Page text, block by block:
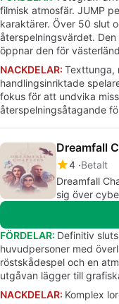
filmisk atmosfär. JUMP
karaktärer. Över 50 slut
återspelningsvärdet.
öppnar den för
NACKDELAR: Texttunga,
handlingsinriktade
fokus för att undvika
återspelningsåtagande
Dreamfall
4 Betalt
Dreamfall
sig över
FÖRDELAR: Definitiv
huvudpersoner med
röstskådespel och en
utgåvan lägger till
NACKDELAR: Komplex